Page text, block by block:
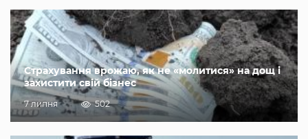
Страхування врожаю, як не «молитися» на дощ і
захистити свій бізнес
7 липня 502